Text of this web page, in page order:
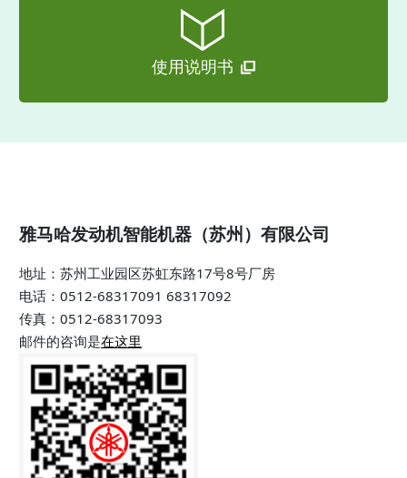
使用说明书
雅马哈发动机智能机器（苏州）有限公司
地址：苏州工业园区苏虹东路17号8号厂房
电话：0512-68317091 68317092
传真：0512-68317093
邮件的咨询是在这里